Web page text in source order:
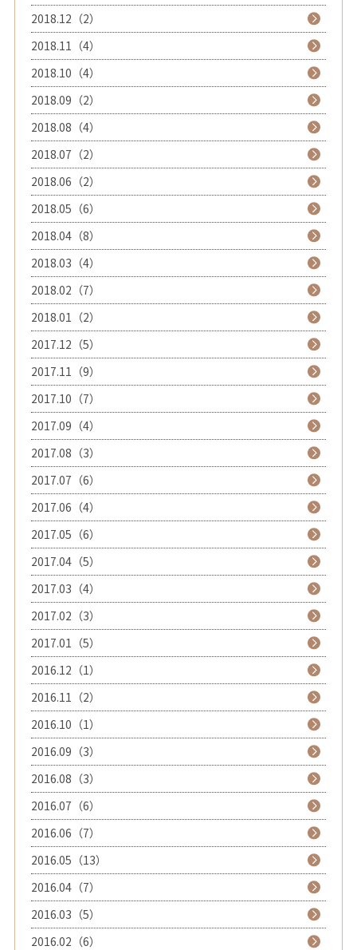
2018.12（2）
2018.11（4）
2018.10（4）
2018.09（2）
2018.08（4）
2018.07（2）
2018.06（2）
2018.05（6）
2018.04（8）
2018.03（4）
2018.02（7）
2018.01（2）
2017.12（5）
2017.11（9）
2017.10（7）
2017.09（4）
2017.08（3）
2017.07（6）
2017.06（4）
2017.05（6）
2017.04（5）
2017.03（4）
2017.02（3）
2017.01（5）
2016.12（1）
2016.11（2）
2016.10（1）
2016.09（3）
2016.08（3）
2016.07（6）
2016.06（7）
2016.05（13）
2016.04（7）
2016.03（5）
2016.02（6）